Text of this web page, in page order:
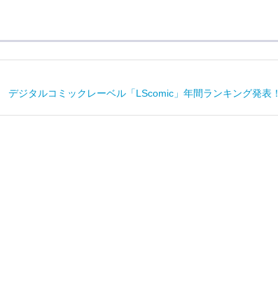
ジタルコミックレーベル「LScomic」年間ランキング発表！